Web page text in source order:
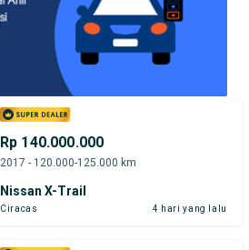
Rp 140.000.000
2017 - 120.000-125.000 km
Nissan X-Trail
Ciracas 4 hari yang lalu